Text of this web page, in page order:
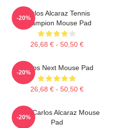
Carlos Alcaraz Tennis
Champion Mouse Pad
26,68 € - 50,50 €
-20%
Carlos Next Mouse Pad
26,68 € - 50,50 €
-20%
Tenis Carlos Alcaraz Mouse
Pad
-20%